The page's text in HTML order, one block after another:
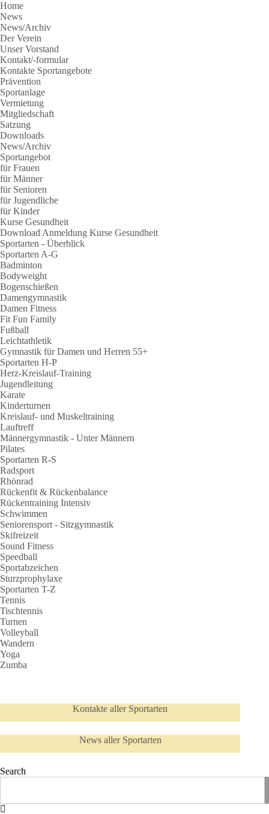
Home
News
News/Archiv
Der Verein
Unser Vorstand
Kontakt/-formular
Kontakte Sportangebote
Prävention
Sportanlage
Vermietung
Mitgliedschaft
Satzung
Downloads
News/Archiv
Sportangebot
für Frauen
für Männer
für Senioren
für Jugendliche
für Kinder
Kurse Gesundheit
Download Anmeldung Kurse Gesundheit
Sportarten - Überblick
Sportarten A-G
Badminton
Bodyweight
Bogenschießen
Damengymnastik
Damen Fitness
Fit Fun Family
Fußball
Leichtathletik
Gymnastik für Damen und Herren 55+
Sportarten H-P
Herz-Kreislauf-Training
Jugendleitung
Karate
Kinderturnen
Kreislauf- und Muskeltraining
Lauftreff
Männergymnastik - Unter Männern
Pilates
Sportarten R-S
Radsport
Rhönrad
Rückenfit & Rückenbalance
Rückentraining Intensiv
Schwimmen
Seniorensport - Sitzgymnastik
Skifreizeit
Sound Fitness
Speedball
Sportabzeichen
Sturzprophylaxe
Sportarten T-Z
Tennis
Tischtennis
Turnen
Volleyball
Wandern
Yoga
Zumba
Kontakte aller Sportarten
News aller Sportarten
Search